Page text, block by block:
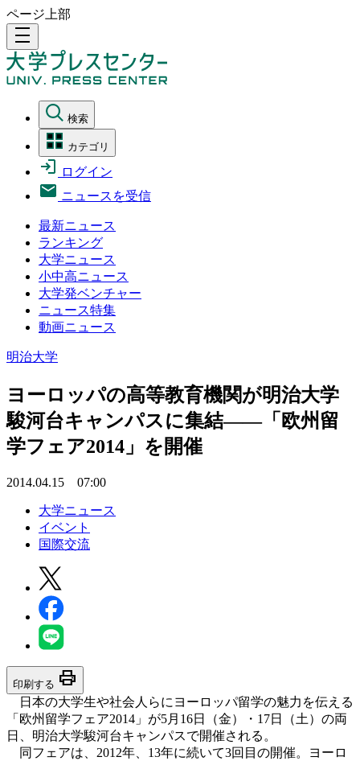
ページ上部
density_medium
検索
カテゴリ
ログイン
ニュースを受信
最新ニュース
ランキング
大学ニュース
小中高ニュース
大学発ベンチャー
ニュース特集
動画ニュース
明治大学
ヨーロッパの高等教育機関が明治大学
駿河台キャンパスに集結――「欧州留
学フェア2014」を開催
2014.04.15 07:00
大学ニュース
イベント
国際交流
印刷する print
日本の大学生や社会人らにヨーロッパ留学の魅力を伝える
「欧州留学フェア2014」が5月16日（金）・17日（土）の両
日、明治大学駿河台キャンパスで開催される。
同フェアは、2012年、13年に続いて3回目の開催。ヨーロ